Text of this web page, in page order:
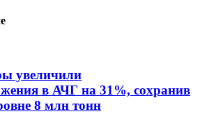
увеличили
в АЧГ на 31%, сохранив
8 млн тонн